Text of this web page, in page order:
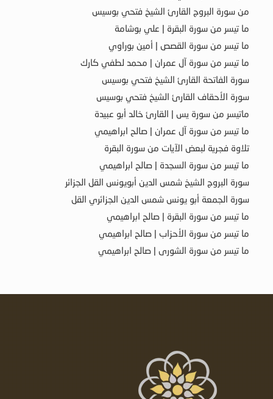
من سورة البروج القارئ الشيخ فتحي بوسيس
ما تيسر من سورة البقرة | علي بوشامة
ما تيسر من سورة القصص | أمين بوراوي
ما تيسر من سورة آل عمران | محمد لطفي كارك
سورة الفاتحة القارئ الشيخ فتحي بوسيس
سورة الأحقاف القارئ الشيخ فتحي بوسيس
ماتيسر من سورة يس | القارئ خالد أبو عبيدة
ما تيسر من سورة آل عمران | صالح ابراهيمي
تلاوة فجرية لبعض الآيات من سورة البقرة
ما تيسر من سورة السجدة | صالح ابراهيمي
سورة البروج الشيخ شمس الدين أبويونس القل الجزائر
سورة الجمعة أبو يونس شمس الدين الجزائري القل
ما تيسر من سورة البقرة | صالح ابراهيمي
ما تيسر من سورة الأحزاب | صالح ابراهيمي
ما تيسر من سورة الشورى | صالح ابراهيمي